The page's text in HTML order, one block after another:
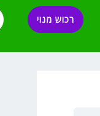
רכוש מנוי